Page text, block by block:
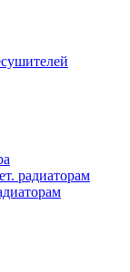
радиаторам